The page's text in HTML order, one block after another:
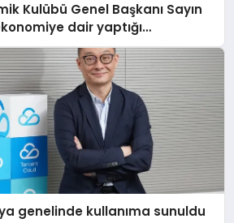
Kulübü Genel Başkanı Sayın
dair yaptığı
kaydetti:
genelinde kullanıma sunuldu